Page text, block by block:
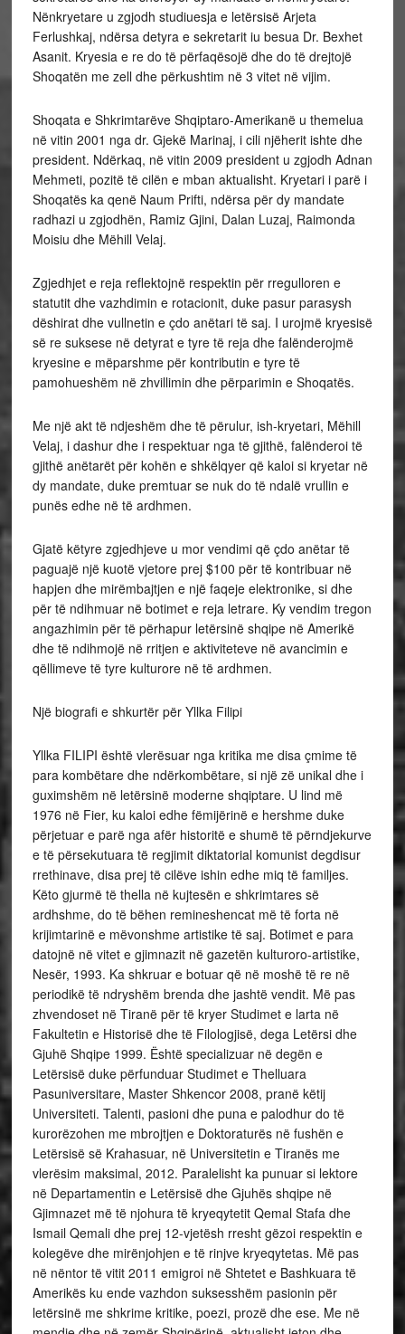
Nënkryetare u zgjodh studiuesja e letërsisë Arjeta
Ferlushkaj, ndërsa detyra e sekretarit iu besua Dr. Bexhet
Asanit. Kryesia e re do të përfaqësojë dhe do të drejtojë
Shoqatën me zell dhe përkushtim në 3 vitet në vijim.
Shoqata e Shkrimtarëve Shqiptaro-Amerikanë u themelua
në vitin 2001 nga dr. Gjekë Marinaj, i cili njëherit ishte dhe
president. Ndërkaq, në vitin 2009 president u zgjodh Adnan
Mehmeti, pozitë të cilën e mban aktualisht. Kryetari i parë i
Shoqatës ka qenë Naum Prifti, ndërsa për dy mandate
radhazi u zgjodhën, Ramiz Gjini, Dalan Luzaj, Raimonda
Moisiu dhe Mëhill Velaj.
Zgjedhjet e reja reflektojnë respektin për rregulloren e
statutit dhe vazhdimin e rotacionit, duke pasur parasysh
dëshirat dhe vullnetin e çdo anëtari të saj. I urojmë kryesisë
së re suksese në detyrat e tyre të reja dhe falënderojmë
kryesine e mëparshme për kontributin e tyre të
pamohueshëm në zhvillimin dhe përparimin e Shoqatës.
Me një akt të ndjeshëm dhe të përulur, ish-kryetari, Mëhill
Velaj, i dashur dhe i respektuar nga të gjithë, falënderoi të
gjithë anëtarët për kohën e shkëlqyer që kaloi si kryetar në
dy mandate, duke premtuar se nuk do të ndalë vrullin e
punës edhe në të ardhmen.
Gjatë këtyre zgjedhjeve u mor vendimi që çdo anëtar të
paguajë një kuotë vjetore prej $100 për të kontribuar në
hapjen dhe mirëmbajtjen e një faqeje elektronike, si dhe
për të ndihmuar në botimet e reja letrare. Ky vendim tregon
angazhimin për të përhapur letërsinë shqipe në Amerikë
dhe të ndihmojë në rritjen e aktiviteteve në avancimin e
qëllimeve të tyre kulturore në të ardhmen.
Një biografi e shkurtër për Yllka Filipi
Yllka FILIPI është vlerësuar nga kritika me disa çmime të
para kombëtare dhe ndërkombëtare, si një zë unikal dhe i
guximshëm në letërsinë moderne shqiptare. U lind më
1976 në Fier, ku kaloi edhe fëmijërinë e hershme duke
përjetuar e parë nga afër historitë e shumë të përndjekurve
e të përsekutuara të regjimit diktatorial komunist degdisur
rrethinave, disa prej të cilëve ishin edhe miq të familjes.
Këto gjurmë të thella në kujtesën e shkrimtares së
ardhshme, do të bëhen remineshencat më të forta në
krijimtarinë e mëvonshme artistike të saj. Botimet e para
datojnë në vitet e gjimnazit në gazetën kulturoro-artistike,
Nesër, 1993. Ka shkruar e botuar që në moshë të re në
periodikë të ndryshëm brenda dhe jashtë vendit. Më pas
zhvendoset në Tiranë për të kryer Studimet e larta në
Fakultetin e Historisë dhe të Filologjisë, dega Letërsi dhe
Gjuhë Shqipe 1999. Është specializuar në degën e
Letërsisë duke përfunduar Studimet e Thelluara
Pasuniversitare, Master Shkencor 2008, pranë këtij
Universiteti. Talenti, pasioni dhe puna e palodhur do të
kurorëzohen me mbrojtjen e Doktoraturës në fushën e
Letërsisë së Krahasuar, në Universitetin e Tiranës me
vlerësim maksimal, 2012. Paralelisht ka punuar si lektore
në Departamentin e Letërsisë dhe Gjuhës shqipe në
Gjimnazet më të njohura të kryeqytetit Qemal Stafa dhe
Ismail Qemali dhe prej 12-vjetësh rresht gëzoi respektin e
kolegëve dhe mirënjohjen e të rinjve kryeqytetas. Më pas
në nëntor të vitit 2011 emigroi në Shtetet e Bashkuara të
Amerikës ku ende vazhdon suksesshëm pasionin për
letërsinë me shkrime kritike, poezi, prozë dhe ese. Me në